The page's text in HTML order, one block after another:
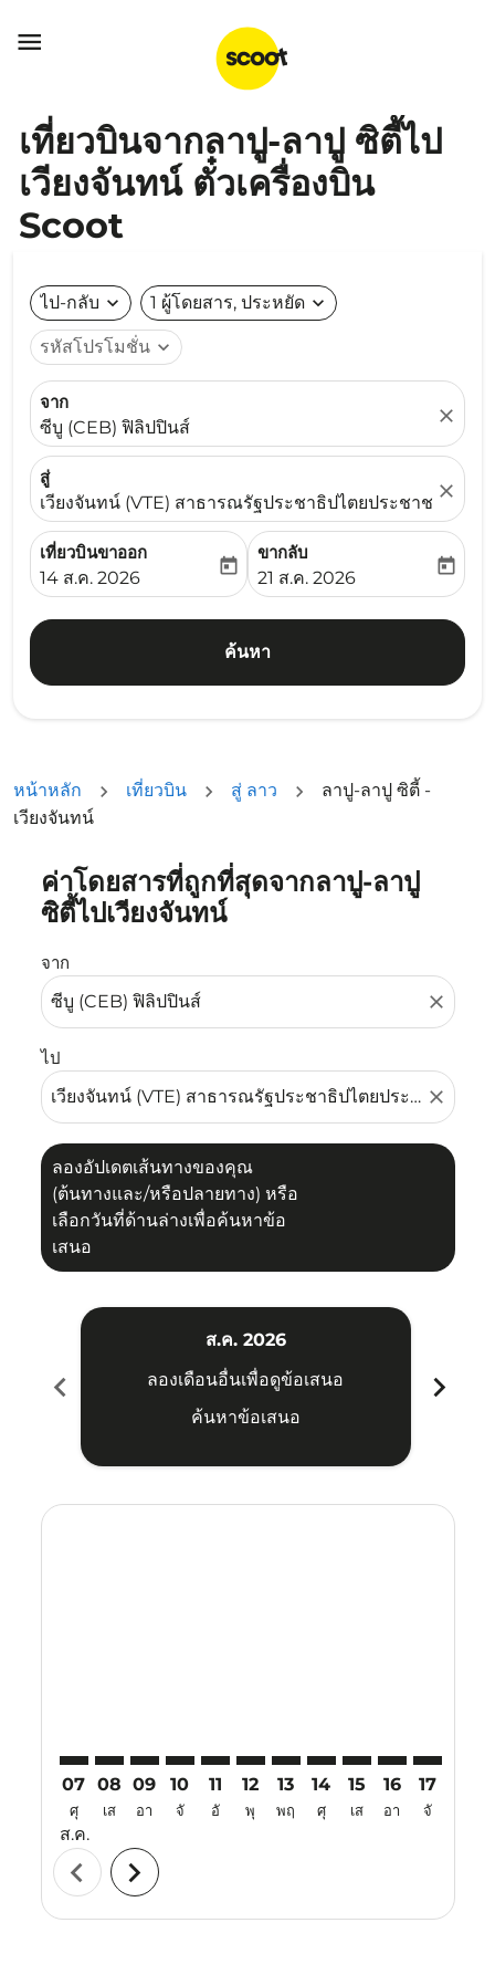

เที่ยวบินจากลาปู-ลาปู ซิตี้ไป
เวียงจันทน์ ตั๋วเครื่องบิน
Scoot
ไป-กลับ expand_more 1 ผู้โดยสาร, ประหยัด expand_more
รหัสโปรโมชั่น expand_more
จาก
ซีบู (CEB) ฟิลิปปินส์
close
สู่
เวียงจันทน์ (VTE) สาธารณรัฐประชาธิปไตยประชาชนลาว
close
เที่ยวบินขาออก
fc-booking-departure-date-aria-label
14 ส.ค. 2026
today
ขากลับ
fc-booking-return-date-
21 ส.ค. 2026
today
ค้นหา
หน้าหลัก เที่ยวบิน สู่ ลาว
ลาปู-ลาปู ซิตี้ -
เวียงจันทน์
ค่าโดยสารที่ถูกที่สุดจากลาปู-ลาปู
ซิตี้ไปเวียงจันทน์
จาก
close
ไป
close
ลองอัปเดตเส้นทางของคุณ
(ต้นทางและ/หรือปลายทาง) หรือ
เลือกวันที่ด้านล่างเพื่อค้นหาข้อ
เสนอ
ลองอัปเดตเส้นทางของคุณ (ต้นทางและ/หรือปลายทาง) หรื
chevron_left
ส.ค. 2026
ลองเดือนอื่นเพื่อดูข้อเสนอ
ค้นหาข้อเสนอ
chevron_right
07
ศุ
ส.ค.
08
เส
09
อา
10
จั
11
อั
12
พุ
13
พฤ
14
ศุ
15
เส
16
อา
17
จั
chevron_left chevron_right